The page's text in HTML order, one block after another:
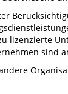
lizenzierte
sind